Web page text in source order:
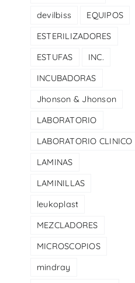
devilbiss
EQUIPOS
ESTERILIZADORES
ESTUFAS
INC.
INCUBADORAS
Jhonson & Jhonson
LABORATORIO
LABORATORIO CLINICO
LAMINAS
LAMINILLAS
leukoplast
MEZCLADORES
MICROSCOPIOS
mindray